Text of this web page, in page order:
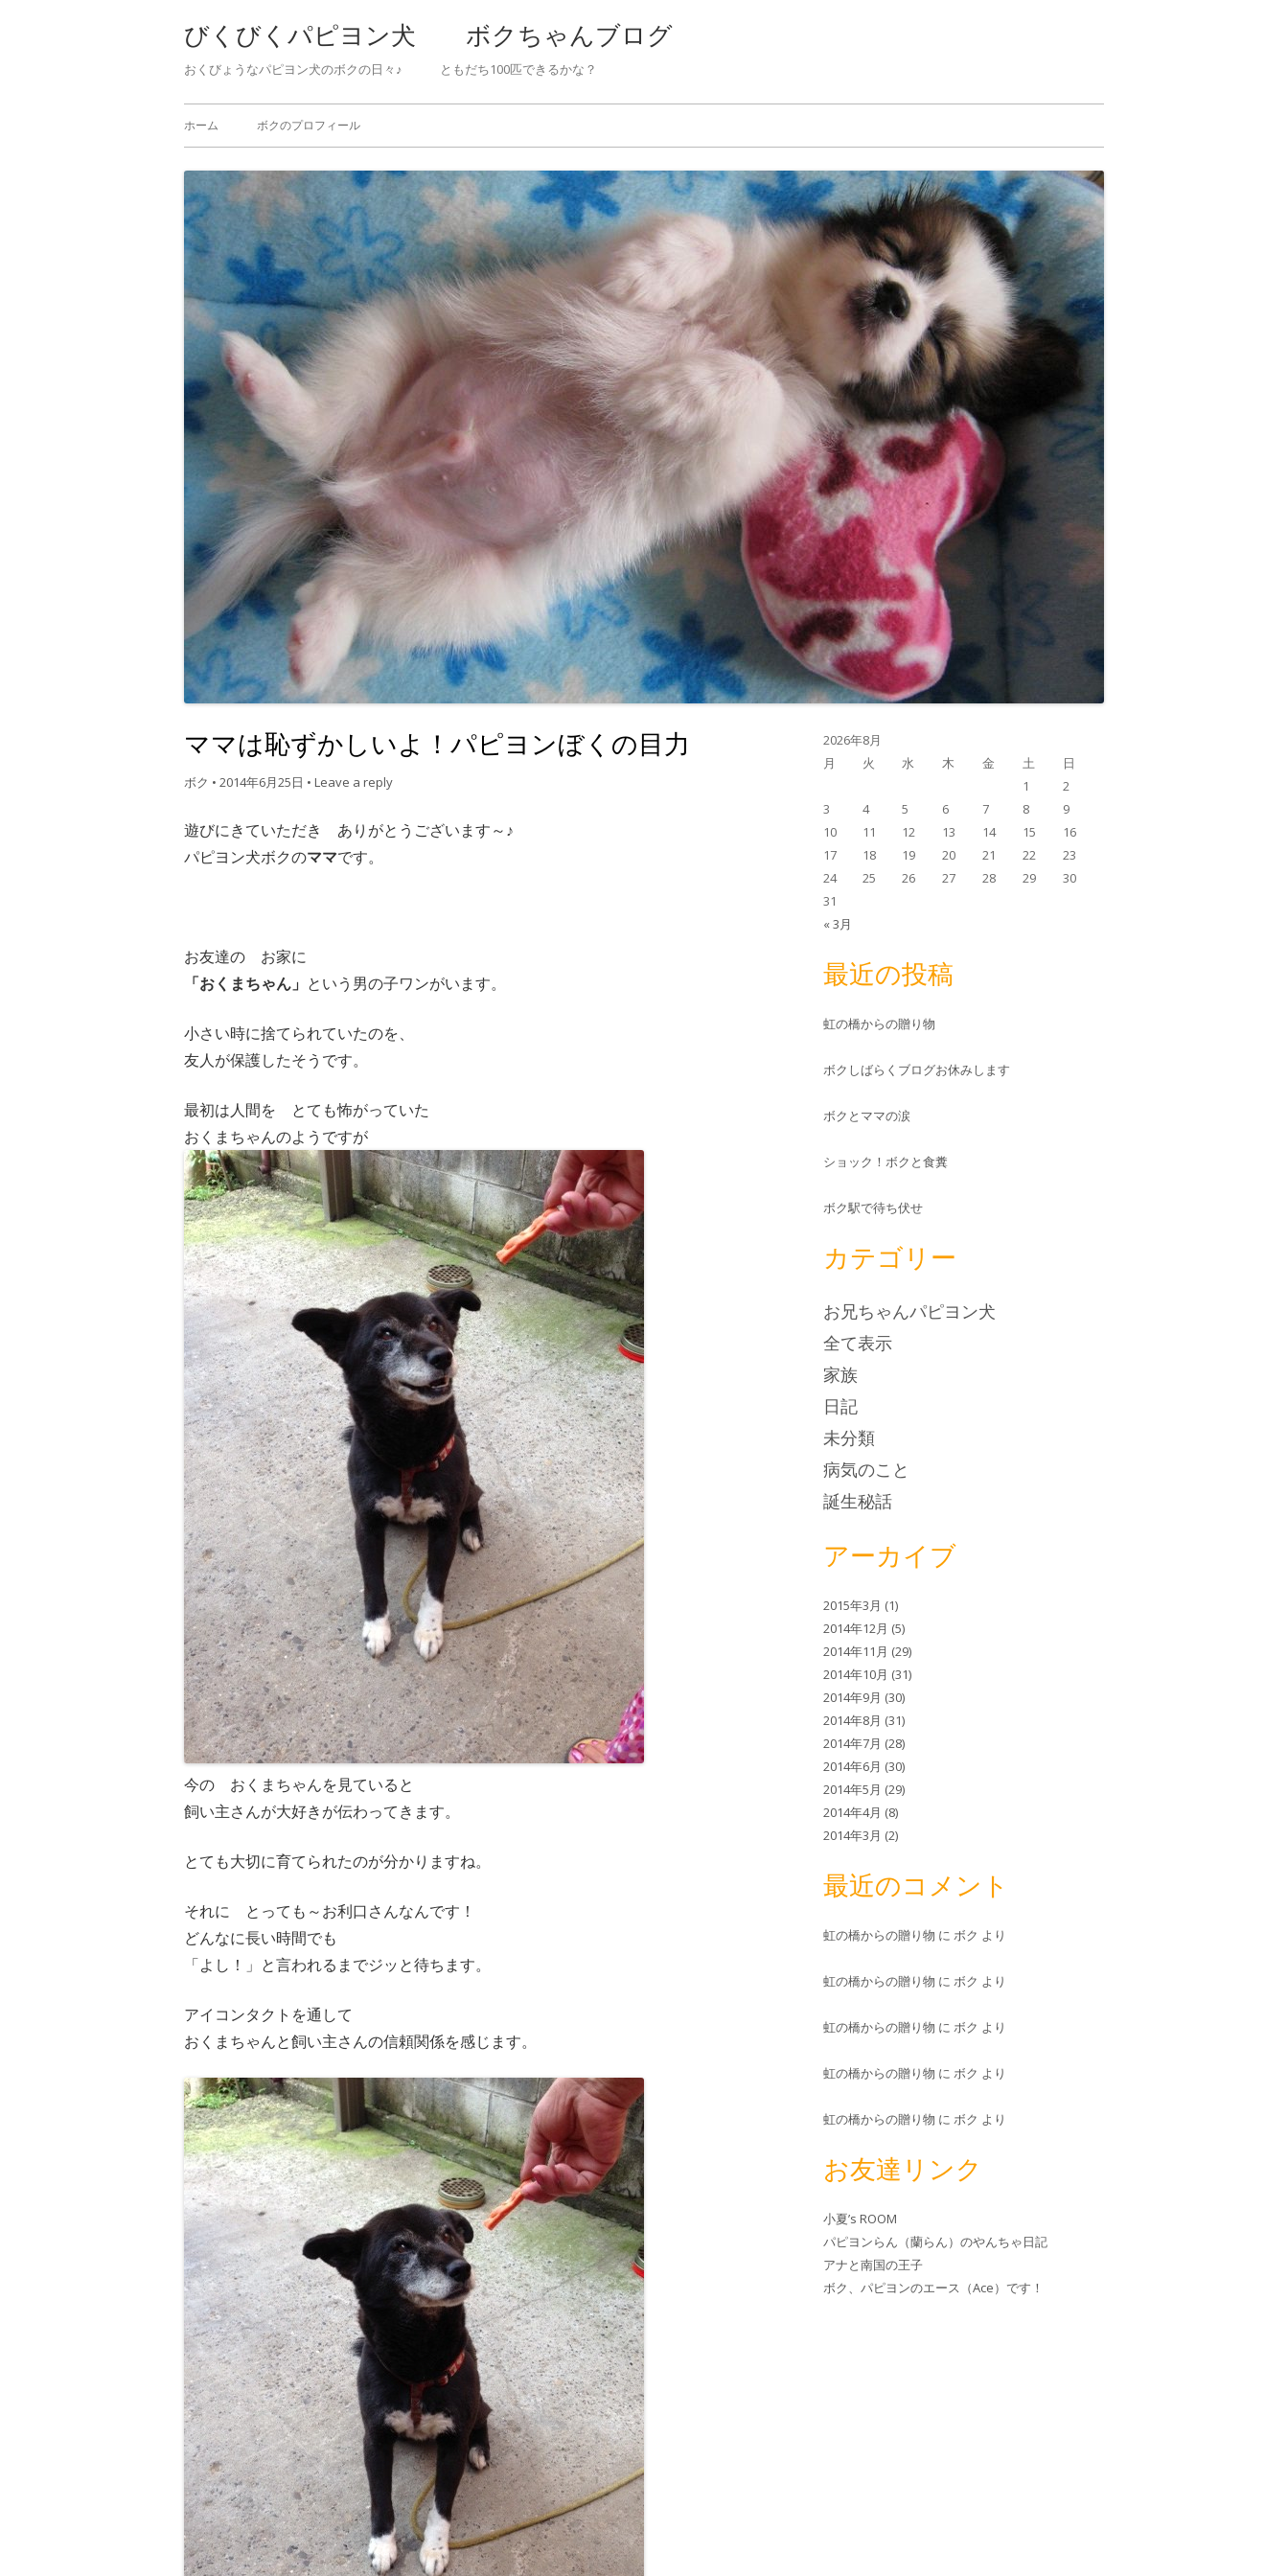
びくびくパピヨン犬 ボクちゃんブログ
おくびょうなパピヨン犬のボクの日々♪ ともだち100匹できるかな？
Skip to content
ホーム ボクのプロフィール
ママは恥ずかしいよ！パピヨンぼくの目力
ボク • 2014年6月25日 • Leave a reply
遊びにきていただき ありがとうございます～♪
パピヨン犬ボクのママです。
お友達の お家に
「おくまちゃん」 という男の子ワンがいます。
小さい時に捨てられていたのを、
友人が保護したそうです。
最初は人間を とても怖がっていた
おくまちゃんのようですが
今の おくまちゃんを見ていると
飼い主さんが大好きが伝わってきます。
とても大切に育てられたのが分かりますね。
それに とっても～お利口さんなんです！
どんなに長い時間でも
「よし！」と言われるまでジッと待ちます。
アイコンタクトを通して
おくまちゃんと飼い主さんの信頼関係を感じます。
2026年8月
月
火 水 木 金 土 日
« 3月
1
2
3
4 5 6 7 8
9
10
11 12 13 14 15
16
17
18 19 20 21 22
23
24
25 26 27 28 29
30
31
最近の投稿
虹の橋からの贈り物
ボクしばらくブログお休みします
ボクとママの涙
ショック！ボクと食糞
ボク駅で待ち伏せ
カテゴリー
お兄ちゃんパピヨン犬
全て表示
家族
日記
未分類
病気のこと
誕生秘話
アーカイブ
2015年3月 (1)
2014年12月 (5)
2014年11月 (29)
2014年10月 (31)
2014年9月 (30)
2014年8月 (31)
2014年7月 (28)
2014年6月 (30)
2014年5月 (29)
2014年4月 (8)
2014年3月 (2)
最近のコメント
虹の橋からの贈り物 にボク より
虹の橋からの贈り物 にボク より
虹の橋からの贈り物 にボク より
虹の橋からの贈り物 にボク より
虹の橋からの贈り物 にボク より
お友達リンク
小夏’s ROOM
パピヨンらん（蘭らん）のやんちゃ日記
アナと南国の王子
ボク、パピヨンのエース（Ace）です！